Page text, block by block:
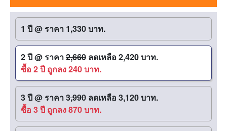
1 ปี@ ราคา 1,330 บาท.
2 ปี@ ราคา2,660 ลดเหลือ 2,420 บาท.
ซื้อ 2 ปี ถูกลง 240 บาท.
3 ปี@ ราคา3,990 ลดเหลือ 3,120 บาท.
ซื้อ 3 ปี ถูกลง 870 บาท.